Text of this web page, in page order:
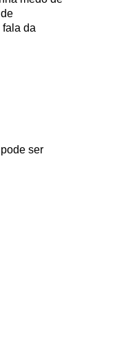
da
ser